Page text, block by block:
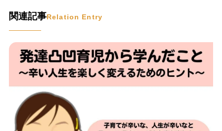
関連記事Relation Entry